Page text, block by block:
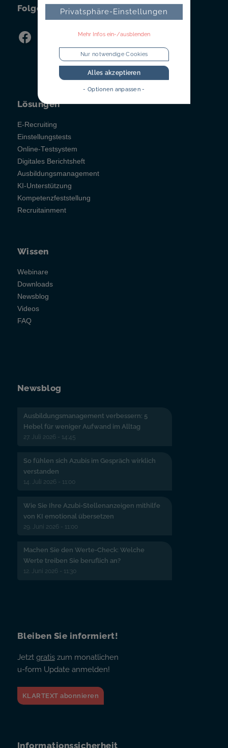
Folgen Sie uns!
Lösungen
E-Recruiting
Einstellungstests
Online-Testsystem
Digitales Berichtsheft
Ausbildungsmanagement
KI-Unterstützung
Kompetenzfeststellung
Recruitainment
Wissen
Webinare
Downloads
Newsblog
Videos
FAQ
Newsblog
Ausbildungsmanagement verbessern: 5
Hebel für weniger Aufwand im Alltag
27. Juli 2026 - 14:45
So fühlen sich Azubis im Gespräch wirklich
verstanden
14. Juli 2026 - 11:00
Wie Sie Ihre Azubi-Stellenanzeigen mithilfe
von KI emotional übersetzen
29. Juni 2026 - 11:00
Machen Sie den Werte-Check: Welche
Werte treiben Sie beruflich an?
12. Juni 2026 - 11:30
Bleiben Sie informiert!
Jetzt gratiszum monatlichen
u-form Update anmelden!
KLARTEXT abonnieren
Informationssicherheit
Privatsphäre-Einstellungen
Mehr Infos ein-/ausblenden
Nur notwendige Cookies
Alles akzeptieren
- Optionen anpassen -